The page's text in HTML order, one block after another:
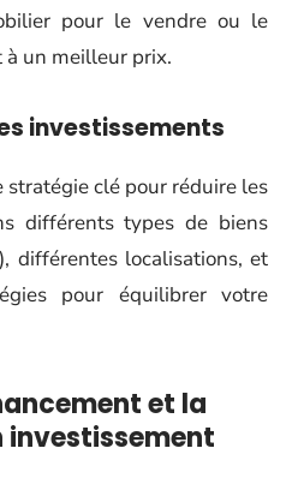
pour le vendre ou le
un meilleur prix.
investissements
clé pour réduire les
différents types de biens
différentes localisations, et
pour équilibrer votre
et la
investissement